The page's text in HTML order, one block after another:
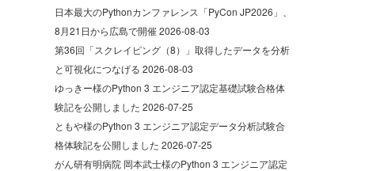
日本最大のPythonカンファレンス「PyCon JP2026」、
8月21日から広島で開催2026-08-03
第36回「スクレイピング（8）」取得したデータを分析
と可視化につなげる 2026-08-03
ゆっきー様のPython 3 エンジニア認定基礎試験合格体
験記を公開しました 2026-07-25
ともや様のPython 3 エンジニア認定データ分析試験合
格体験記を公開しました 2026-07-25
がん研有明病院 岡本武士様のPython 3 エンジニア認定